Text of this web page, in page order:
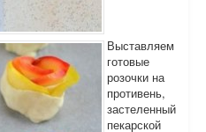
Выставляем
готовые
розочки на
противень,
застеленный
пекарской